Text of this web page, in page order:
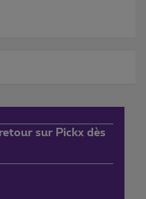
sur Pickx dès